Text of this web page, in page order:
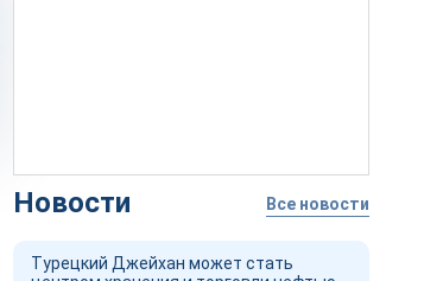
Новости Все новости
Турецкий Джейхан может стать